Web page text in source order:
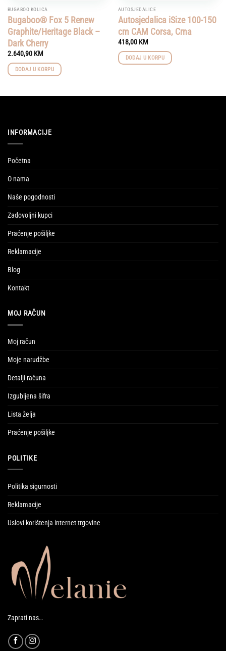
BUGABOO KOLICA
Bugaboo® Fox 5 Renew
Graphite/Heritage Black –
Dark Cherry
2.640,90 KM
DODAJ U KORPU
AUTOSJEDALICE
Autosjedalica iSize 100-150
cm CAM Corsa, Crna
418,00 KM
DODAJ U KORPU
INFORMACIJE
Početna
O nama
Naše pogodnosti
Zadovoljni kupci
Praćenje pošiljke
Reklamacije
Blog
Kontakt
MOJ RAČUN
Moj račun
Moje narudžbe
Detalji računa
Izgubljena šifra
Lista želja
Praćenje pošiljke
POLITIKE
Politika sigurnosti
Reklamacije
Uslovi korištenja internet trgovine
Zaprati nas…